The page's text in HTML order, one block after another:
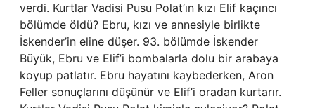
verdi. Kurtlar Vadisi Pusu Polat’ın kızı Elif kaçıncı
bölümde öldü? Ebru, kızı ve annesiyle birlikte
İskender’in eline düşer. 93. bölümde İskender
Büyük, Ebru ve Elif’i bombalarla dolu bir arabaya
koyup patlatır. Ebru hayatını kaybederken, Aron
Feller sonuçlarını düşünür ve Elif’i oradan kurtarır.